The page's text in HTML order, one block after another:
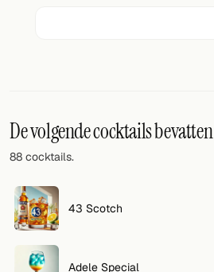
De volgende cocktails bevatten
88 cocktails.
43 Scotch
Adele Special